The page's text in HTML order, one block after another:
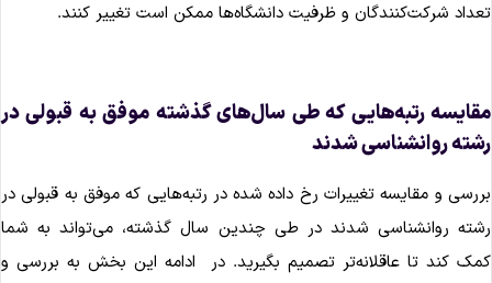
شرکت‌کنندگان و ظرفیت دانشگاه‌ها ممکن است تغییر کنند.
رتبه‌هایی که طی سال‌های گذشته موفق به قبولی در
روانشناسی شدند
و مقایسه تغییرات رخ داده شده در رتبه‌هایی که موفق به قبولی در
روانشناسی شدند در طی چندین سال گذشته، می‌تواند به شما
کند تا عاقلانه‌تر تصمیم بگیرید. در ادامه این بخش به بررسی و